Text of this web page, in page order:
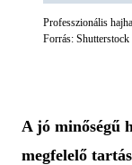
Professzionális
Forrás: Shutterstock
A jó minőségű
megfelelő